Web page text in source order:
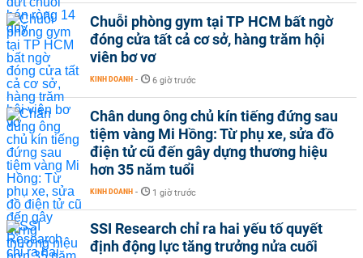
Chuỗi phòng gym tại TP HCM bất ngờ
đóng cửa tất cả cơ sở, hàng trăm hội
viên bơ vơ
KINH DOANH - 6 giờ trước
Chân dung ông chủ kín tiếng đứng sau
tiệm vàng Mi Hồng: Từ phụ xe, sửa đồ
điện tử cũ đến gây dựng thương hiệu
hơn 35 năm tuổi
KINH DOANH - 1 giờ trước
SSI Research chỉ ra hai yếu tố quyết
định động lực tăng trưởng nửa cuối